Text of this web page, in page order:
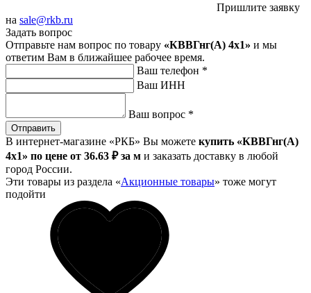
Пришлите заявку
на sale@rkb.ru
Задать вопрос
Отправьте нам вопрос по товару «КВВГнг(А) 4х1» и мы
ответим Вам в ближайшее рабочее время.
Ваш телефон *
Ваш ИНН
Ваш вопрос *
Отправить
В интернет-магазине «РКБ» Вы можете купить «КВВГнг(А)
4х1» по цене от 36.63 ₽за м и заказать доставку в любой
город России.
Эти товары из раздела «Акционные товары» тоже могут
подойти